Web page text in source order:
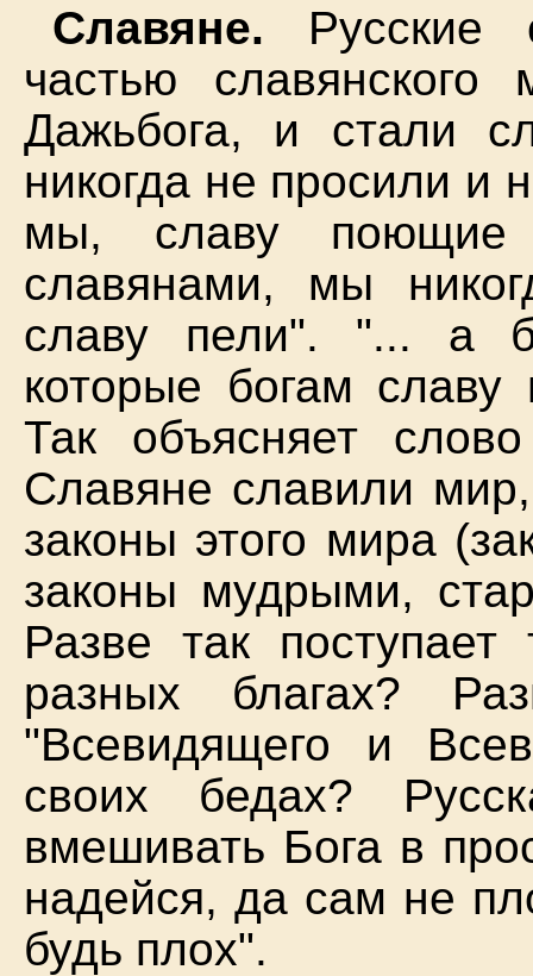
Славяне. Русские
частью
Дажьбога, и стали
никогда не просили и
мы, славу поющие
славянами, мы
славу пели". "... а
которые богам
Так объясняет
Славяне славили
законы этого мира
законы мудрыми,
Разве так
разных благах?
"Всевидящего и
своих бедах?
вмешивать Бога в
надейся, да сам не
будь плох".